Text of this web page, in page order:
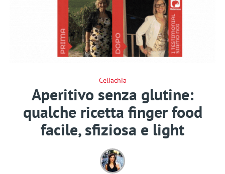
Celiachia
Aperitivo senza glutine:
qualche ricetta finger food
facile, sfiziosa e light